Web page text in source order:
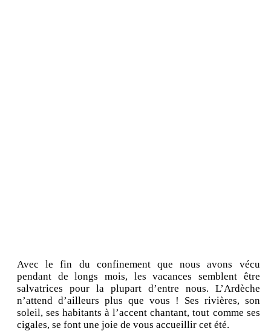
Avec le fin du confinement que nous avons vécu
pendant de longs mois, les vacances semblent être
salvatrices pour la plupart d’entre nous. L’Ardèche
n’attend d’ailleurs plus que vous ! Ses rivières, son
soleil, ses habitants à l’accent chantant, tout comme ses
cigales, se font une joie de vous accueillir cet été.